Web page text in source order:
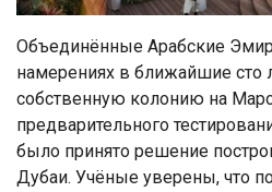
Объединённые Арабские
намерениях в ближайшие сто
собственную колонию на
предварительного
было принято решение
Дубаи. Учёные уверены, что